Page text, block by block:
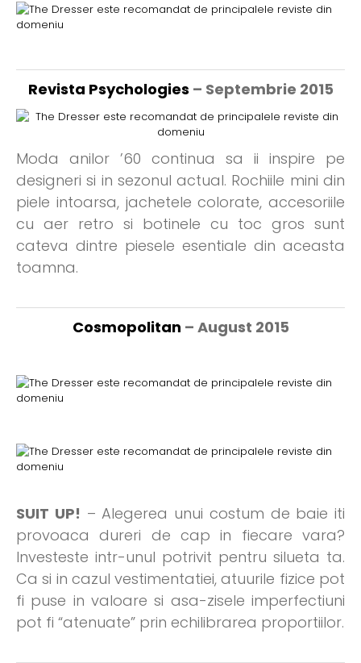
Revista Psychologies – Septembrie 2015
Moda anilor ’60 continua sa ii inspire pe
designeri si in sezonul actual. Rochiile mini din
piele intoarsa, jachetele colorate, accesoriile
cu aer retro si botinele cu toc gros sunt
cateva dintre piesele esentiale din aceasta
toamna.
Cosmopolitan – August 2015
SUIT UP! – Alegerea unui costum de baie iti
provoaca dureri de cap in fiecare vara?
Investeste intr-unul potrivit pentru silueta ta.
Ca si in cazul vestimentatiei, atuurile fizice pot
fi puse in valoare si asa-zisele imperfectiuni
pot fi “atenuate” prin echilibrarea proportiilor.